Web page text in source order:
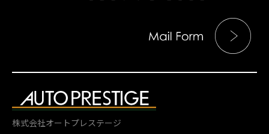
株式会社オートプレステージ